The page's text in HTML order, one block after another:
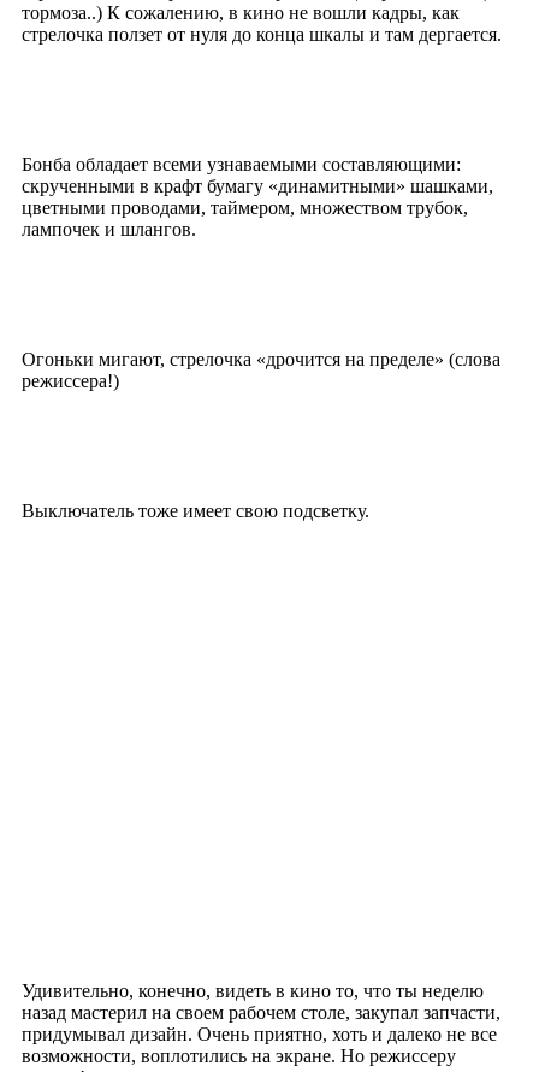
тормоза..) К сожалению, в кино не вошли кадры, как
стрелочка ползет от нуля до конца шкалы и там дергается.
Бонба обладает всеми узнаваемыми составляющими:
скрученными в крафт бумагу «динамитными» шашками,
цветными проводами, таймером, множеством трубок,
лампочек и шлангов.
Огоньки мигают, стрелочка «дрочится на пределе» (слова
режиссера!)
Выключатель тоже имеет свою подсветку.
Удивительно, конечно, видеть в кино то, что ты неделю
назад мастерил на своем рабочем столе, закупал запчасти,
придумывал дизайн. Очень приятно, хоть и далеко не все
возможности, воплотились на экране. Но режиссеру